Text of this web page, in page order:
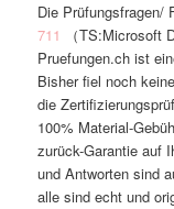
Die Prüfungsfragen/
711
（TS:Microsoft
Pruefungen.ch ist
Bisher fiel noch
die
100% Material-
zurück-Garantie auf
und Antworten sind
alle sind echt und